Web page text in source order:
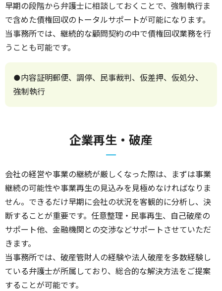
早期の段階から弁護士に相談しておくことで、強制執行ま
で含めた債権回収のトータルサポートが可能になります。
当事務所では、継続的な顧問契約の中で債権回収業務を行
うことも可能です。
●内容証明郵便、調停、民事裁判、仮差押、仮処分、
強制執行
企業再生・破産
会社の経営や事業の継続が厳しくなった際は、まずは事業
継続の可能性や事業再生の見込みを見極めなければなりま
せん。できるだけ早期に会社の状況を客観的に分析し、決
断することが重要です。任意整理・民事再生、自己破産の
サポート他、金融機関との交渉などサポートさせていただ
きます。
当事務所では、破産管財人の経験や法人破産を多数経験し
ている弁護士が所属しており、総合的な解決方法をご提案
することが可能です。